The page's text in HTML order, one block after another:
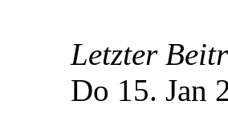
Letzter
Do 15. Jan